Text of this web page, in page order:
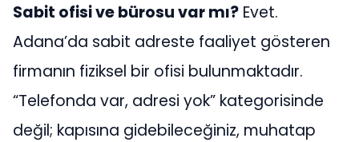
Sabit ofisi ve bürosu var mı? Evet.
Adana’da sabit adreste faaliyet gösteren
firmanın fiziksel bir ofisi bulunmaktadır.
“Telefonda var, adresi yok” kategorisinde
değil; kapısına gidebileceğiniz, muhatap